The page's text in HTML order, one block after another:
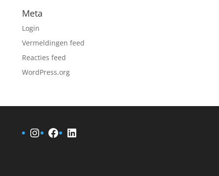
Meta
Login
Vermeldingen feed
Reacties feed
WordPress.org
Instagram
Facebook
LinkedIn